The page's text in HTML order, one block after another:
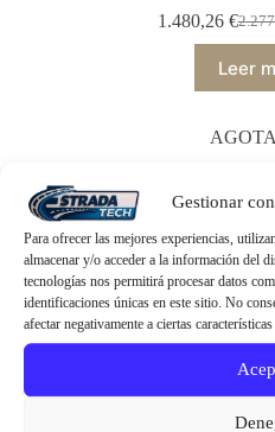
Gestionar
Para ofrecer las mejores experiencias,
almacenar y/o acceder a la información del
tecnologías nos permitirá procesar datos
identificaciones únicas en este sitio. No
afectar negativamente a ciertas
El
era:
1.480,26 €
El
actual
es:
Leer